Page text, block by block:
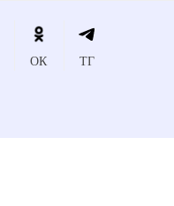
ОК ТГ